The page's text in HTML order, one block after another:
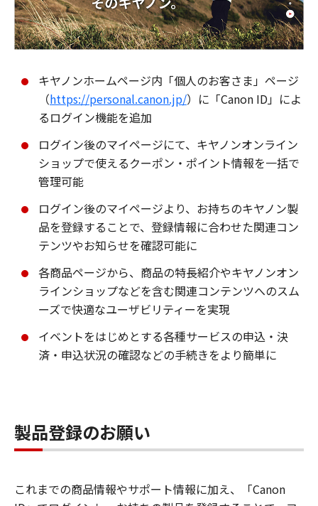
キヤノンホームページ内「個人のお客さま」ページ
（https://personal.canon.jp/）に「Canon ID」によ
るログイン機能を追加
ログイン後のマイページにて、キヤノンオンライン
ショップで使えるクーポン・ポイント情報を一括で
管理可能
ログイン後のマイページより、お持ちのキヤノン製
品を登録することで、登録情報に合わせた関連コン
テンツやお知らせを確認可能に
各商品ページから、商品の特長紹介やキヤノンオン
ラインショップなどを含む関連コンテンツへのスム
ーズで快適なユーザビリティーを実現
イベントをはじめとする各種サービスの申込・決
済・申込状況の確認などの手続きをより簡単に
製品登録のお願い
これまでの商品情報やサポート情報に加え、「Canon